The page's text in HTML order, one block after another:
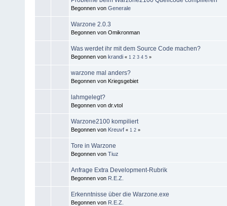
Begonnen von Generale
Warzone 2.0.3
Begonnen von Omikronman
Was werdet ihr mit dem Source Code machen?
Begonnen von krandi « 1 2 3 4 5 »
warzone mal anders?
Begonnen von Kriegsgebiet
lahmgelegt?
Begonnen von dr.vtol
Warzone2100 kompiliert
Begonnen von Kreuvf « 1 2 »
Tore in Warzone
Begonnen von Tiuz
Anfrage Extra Development-Rubrik
Begonnen von R.E.Z.
Erkenntnisse über die Warzone.exe
Begonnen von R.E.Z.